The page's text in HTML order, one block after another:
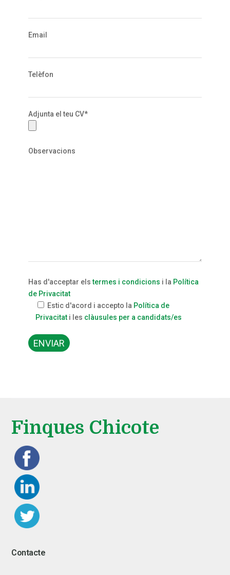
Email
Telèfon
Adjunta el teu CV*
Observacions
Has d'acceptar elstermes i condicions i la Política
de Privacitat
Estic d'acord i accepto la Política de
Privacitat i les clàusules per a candidats/es
Finques Chicote
Contacte